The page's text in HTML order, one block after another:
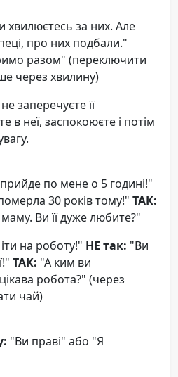
хвилюєтесь за них. Але
про них подбали."
разом" (переключити
через хвилину)
заперечуєте її
в неї, заспокоюєте і потім
по мене о 5 годині!"
30 років тому!" ТАК:
Ви її дуже любите?"
на роботу!" НЕ так: "Ви
ТАК: "А ким ви
робота?" (через
чай)
"Ви праві" або "Я